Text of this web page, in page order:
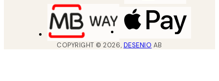
COPYRIGHT ©2026, DESENIO AB